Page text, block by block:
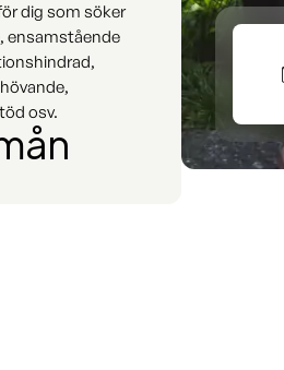
dig som söker
ensamstående
osv.